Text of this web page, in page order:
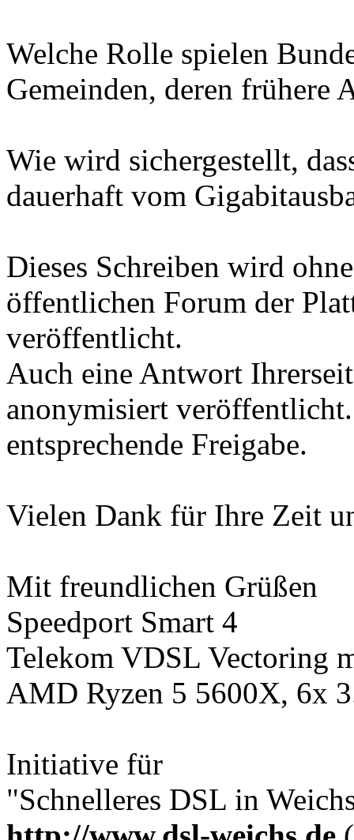
Welche Rolle spielen
Gemeinden, deren frühere
Wie wird sichergestellt,
dauerhaft vom
Dieses Schreiben wird
öffentlichen Forum der
veröffentlicht.
Auch eine Antwort
anonymisiert
entsprechende Freigabe.
Vielen Dank für Ihre Zeit
Mit freundlichen Grüßen
Speedport Smart 4
Telekom VDSL Vectoring
AMD Ryzen 5 5600X, 6x
Initiative für
"Schnelleres DSL in